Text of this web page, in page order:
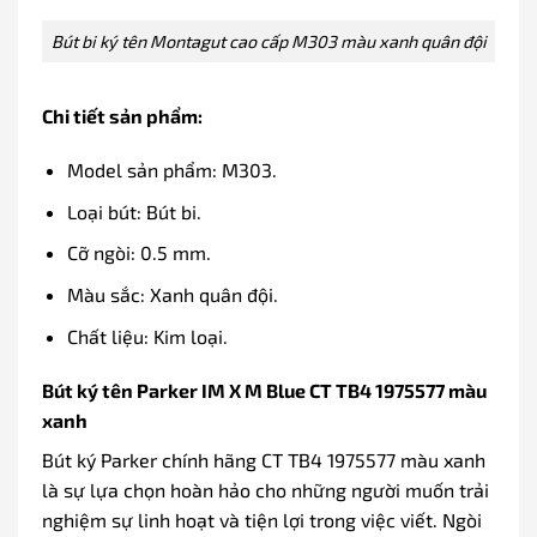
Bút bi ký tên Montagut cao cấp M303 màu xanh quân đội
Chi tiết sản phẩm:
Model sản phẩm: M303.
Loại bút: Bút bi.
Cỡ ngòi: 0.5 mm.
Màu sắc: Xanh quân đội.
Chất liệu: Kim loại.
Bút ký tên Parker IM X M Blue CT TB4 1975577 màu
xanh
Bút ký Parker chính hãng CT TB4 1975577 màu xanh
là sự lựa chọn hoàn hảo cho những người muốn trải
nghiệm sự linh hoạt và tiện lợi trong việc viết. Ngòi